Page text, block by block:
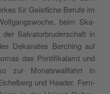
für Geistliche Berufe im
beim Ska­
Sal­va­tor­brud­er­schaft in
Dekanates Berch­ing auf
das Pon­tif­ikalamt und
zur Monatswall­fahrt in
und Haad­er. Fern­